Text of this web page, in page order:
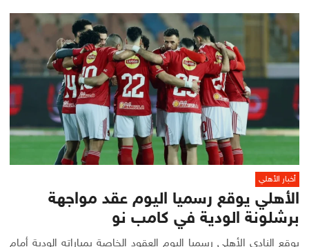
أخبار الأهلي
الأهلي يوقع رسميا اليوم عقد مواجهة
برشلونة الودية في كامب نو
يوقع النادي الأهلي رسميا اليوم العقود الخاصة بمباراته الودية أمام